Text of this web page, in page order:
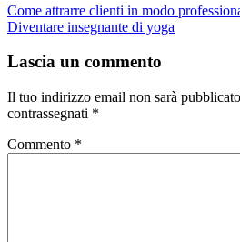
Navigazione
articoli
Come attrarre clienti in modo
Diventare insegnante di yoga
Lascia un commento
Il tuo indirizzo email non sarà
contrassegnati *
Commento *